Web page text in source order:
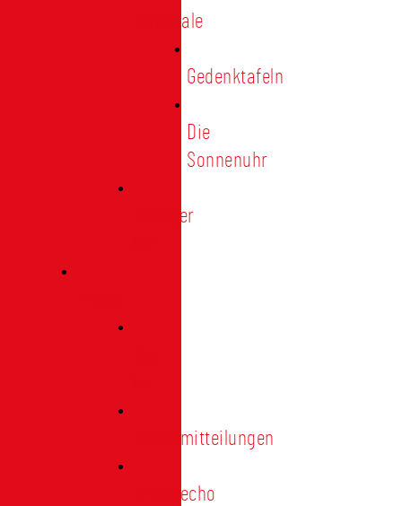
Denkmale
Gedenktafeln
Die
Sonnenuhr
Ratinger
Pressemitteilungen
Presseecho